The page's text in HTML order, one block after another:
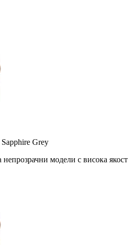
Grey
модели с висока якост